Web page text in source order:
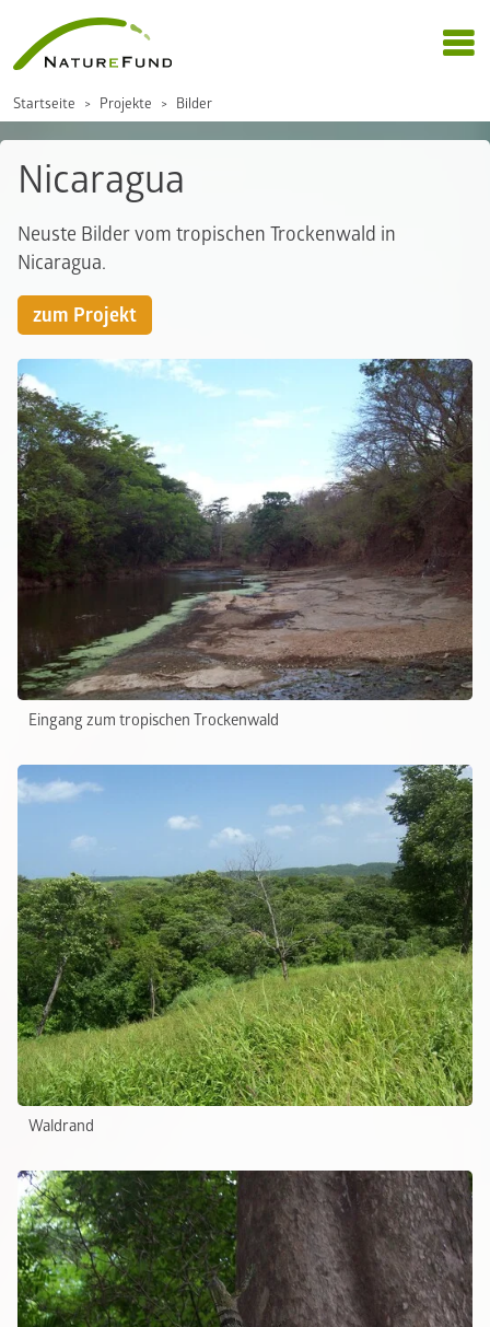
Startseite Projekte Bilder
Nicaragua
Neuste Bilder vom tropischen Trockenwald in
Nicaragua.
zum Projekt
Eingang zum tropischen Trockenwald
Waldrand